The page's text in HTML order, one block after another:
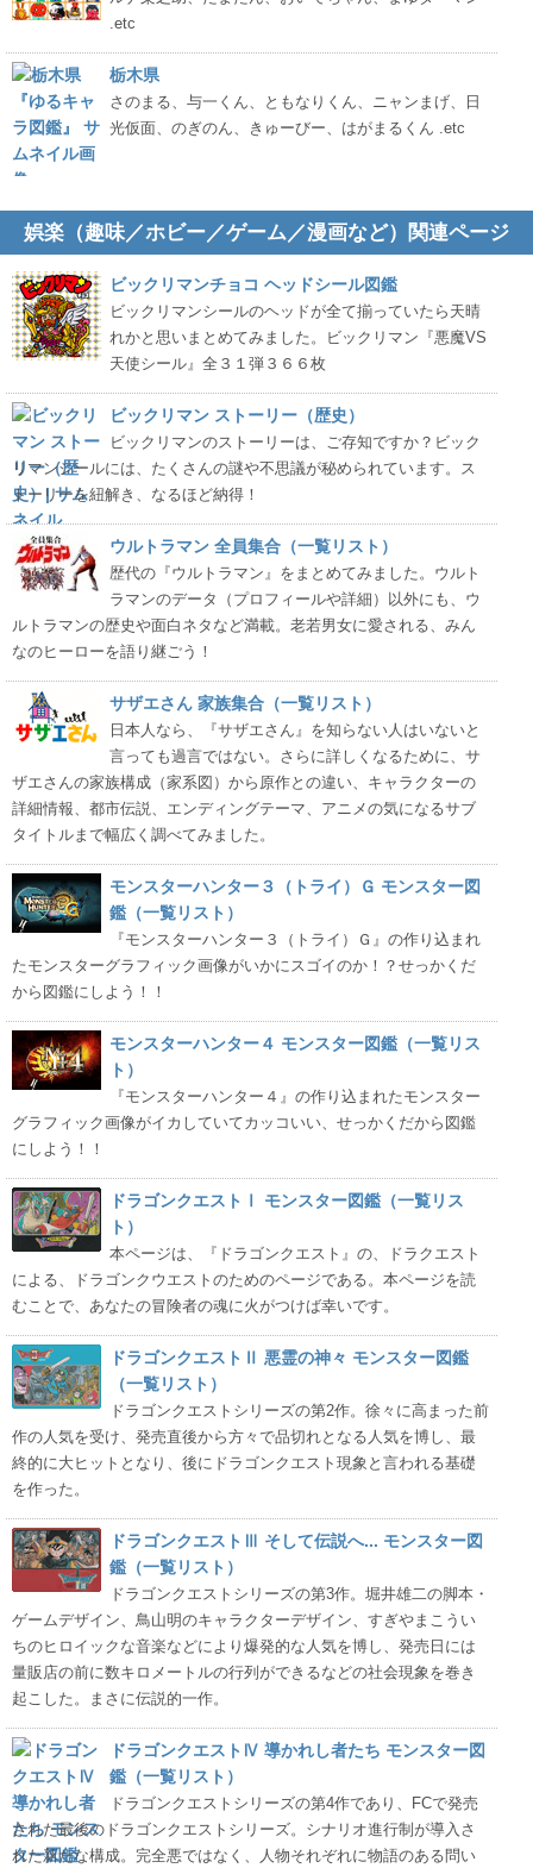
.etc
栃木県
さのまる、与一くん、ともなりくん、ニャンまげ、日
光仮面、のぎのん、きゅーびー、はがまるくん .etc
娯楽（趣味／ホビー／ゲーム／漫画など）関連ページ
ビックリマンチョコ ヘッドシール図鑑
ビックリマンシールのヘッドが全て揃っていたら天晴
れかと思いまとめてみました。ビックリマン『悪魔VS
天使シール』全３１弾３６６枚
ビックリマン ストーリー（歴史）
ビックリマンのストーリーは、ご存知ですか？ビック
リマンシールには、たくさんの謎や不思議が秘められています。ス
トーリーを紐解き、なるほど納得！
ウルトラマン 全員集合（一覧リスト）
歴代の『ウルトラマン』をまとめてみました。ウルト
ラマンのデータ（プロフィールや詳細）以外にも、ウ
ルトラマンの歴史や面白ネタなど満載。老若男女に愛される、みん
なのヒーローを語り継ごう！
サザエさん 家族集合（一覧リスト）
日本人なら、『サザエさん』を知らない人はいないと
言っても過言ではない。さらに詳しくなるために、サ
ザエさんの家族構成（家系図）から原作との違い、キャラクターの
詳細情報、都市伝説、エンディングテーマ、アニメの気になるサブ
タイトルまで幅広く調べてみました。
モンスターハンター３（トライ）Ｇ モンスター図
鑑（一覧リスト）
『モンスターハンター３（トライ）Ｇ』の作り込まれ
たモンスターグラフィック画像がいかにスゴイのか！？せっかくだ
から図鑑にしよう！！
モンスターハンター４ モンスター図鑑（一覧リス
ト）
『モンスターハンター４』の作り込まれたモンスター
グラフィック画像がイカしていてカッコいい、せっかくだから図鑑
にしよう！！
ドラゴンクエストⅠ モンスター図鑑（一覧リス
ト）
本ページは、『ドラゴンクエスト』の、ドラクエスト
による、ドラゴンクウエストのためのページである。本ページを読
むことで、あなたの冒険者の魂に火がつけば幸いです。
ドラゴンクエストⅡ 悪霊の神々 モンスター図鑑
（一覧リスト）
ドラゴンクエストシリーズの第2作。徐々に高まった前
作の人気を受け、発売直後から方々で品切れとなる人気を博し、最
終的に大ヒットとなり、後にドラゴンクエスト現象と言われる基礎
を作った。
ドラゴンクエストⅢ そして伝説へ... モンスター図
鑑（一覧リスト）
ドラゴンクエストシリーズの第3作。堀井雄二の脚本・
ゲームデザイン、鳥山明のキャラクターデザイン、すぎやまこうい
ちのヒロイックな音楽などにより爆発的な人気を博し、発売日には
量販店の前に数キロメートルの行列ができるなどの社会現象を巻き
起こした。まさに伝説的一作。
ドラゴンクエストⅣ 導かれし者たち モンスター図
鑑（一覧リスト）
ドラゴンクエストシリーズの第4作であり、FCで発売
された最後のドラゴンクエストシリーズ。シナリオ進行制が導入さ
れた新たな構成。完全悪ではなく、人物それぞれに物語のある問い